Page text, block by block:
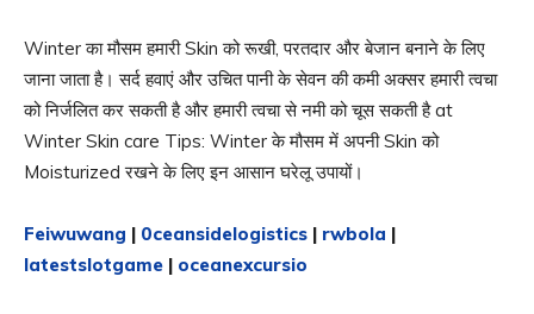
Winter का मौसम हमारी Skin को रूखी, परतदार और बेजान बनाने के लिए
जाना जाता है। सर्द हवाएं और उचित पानी के सेवन की कमी अक्सर हमारी त्वचा
को निर्जलित कर सकती है और हमारी त्वचा से नमी को चूस सकती है at
Winter Skin care Tips: Winter के मौसम में अपनी Skin को
Moisturized रखने के लिए इन आसान घरेलू उपायों।
Feiwuwang | 0ceansidelogistics | rwbola |
latestslotgame | oceanexcursio